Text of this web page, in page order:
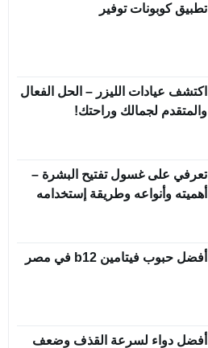
تطبيق كوبونات توفير
اكتشف عيادات الليزر – الحل الفعال
والمتقدم لجمالك وراحتك!
تعرفي على غسول تفتيح البشرة –
أهميته وأنواعه وطريقة إستخدامه
أفضل حبوب فيتامين b12 في مصر
أفضل دواء لسرعة القذف وضعف